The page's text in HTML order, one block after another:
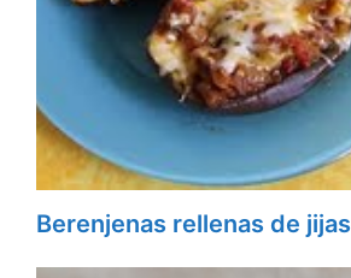
Berenjenas rellenas de jijas